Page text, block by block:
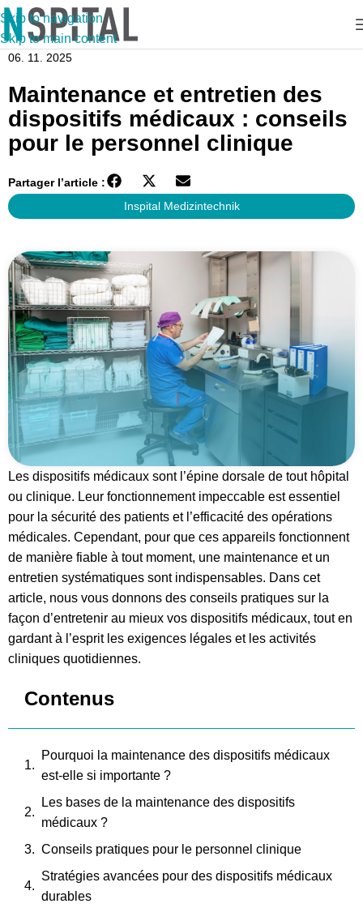
Skip to navigation
Skip to main content
06. 11. 2025
Maintenance et entretien des
dispositifs médicaux : conseils
pour le personnel clinique
Partager l’article :
Inspital Medizintechnik
Les dispositifs médicaux sont l’épine dorsale de tout hôpital
ou clinique. Leur fonctionnement impeccable est essentiel
pour la sécurité des patients et l’efficacité des opérations
médicales. Cependant, pour que ces appareils fonctionnent
de manière fiable à tout moment, une maintenance et un
entretien systématiques sont indispensables. Dans cet
article, nous vous donnons des conseils pratiques sur la
façon d’entretenir au mieux vos dispositifs médicaux, tout en
gardant à l’esprit les exigences légales et les activités
cliniques quotidiennes.
Contenus
Pourquoi la maintenance des dispositifs médicaux
est-elle si importante ?
Les bases de la maintenance des dispositifs
médicaux ?
Conseils pratiques pour le personnel clinique
Stratégies avancées pour des dispositifs médicaux
durables